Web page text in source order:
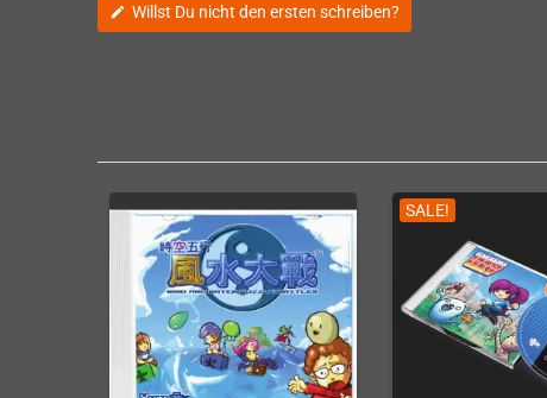
edit Willst Du nicht den ersten schreiben?
SALE!